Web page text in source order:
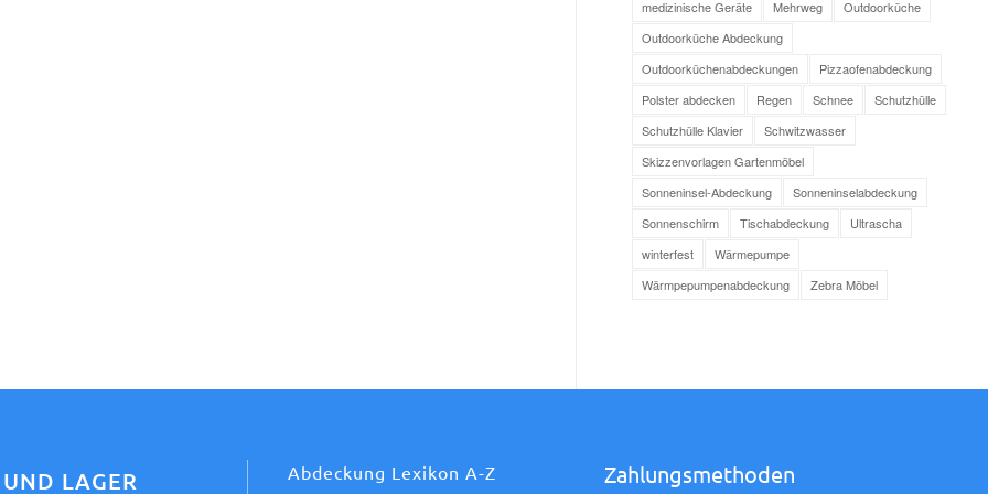
medizinische Geräte Mehrweg
Outdoorküche
Outdoorküche Abdeckung
Outdoorküchenabdeckungen
Pizzaofenabdeckung
Polster abdecken
Regen Schnee
Schutzhülle
Schutzhülle Klavier
Schwitzwasser
Skizzenvorlagen Gartenmöbel
Sonneninsel-Abdeckung
Sonneninselabdeckung
Sonnenschirm
Tischabdeckung
Ultrascha
winterfest
Wärmepumpe
Wärmpepumpenabdeckung
Zebra Möbel
LAGER Abdeckung Lexikon A-Z Zahlungsmethoden